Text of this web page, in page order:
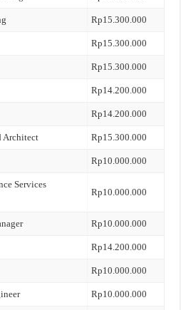
Rp15.300.000
Rp15.300.000
Rp15.300.000
Rp14.200.000
Rp14.200.000
Architect Rp15.300.000
Rp10.000.000
Services
Rp10.000.000
Rp10.000.000
Rp14.200.000
Rp10.000.000
Rp10.000.000